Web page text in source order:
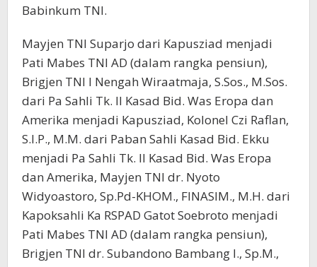
Babinkum TNI.
Mayjen TNI Suparjo dari Kapusziad menjadi
Pati Mabes TNI AD (dalam rangka pensiun),
Brigjen TNI I Nengah Wiraatmaja, S.Sos., M.Sos.
dari Pa Sahli Tk. II Kasad Bid. Was Eropa dan
Amerika menjadi Kapusziad, Kolonel Czi Raflan,
S.I.P., M.M. dari Paban Sahli Kasad Bid. Ekku
menjadi Pa Sahli Tk. II Kasad Bid. Was Eropa
dan Amerika, Mayjen TNI dr. Nyoto
Widyoastoro, Sp.Pd-KHOM., FINASIM., M.H. dari
Kapoksahli Ka RSPAD Gatot Soebroto menjadi
Pati Mabes TNI AD (dalam rangka pensiun),
Brigjen TNI dr. Subandono Bambang I., Sp.M.,